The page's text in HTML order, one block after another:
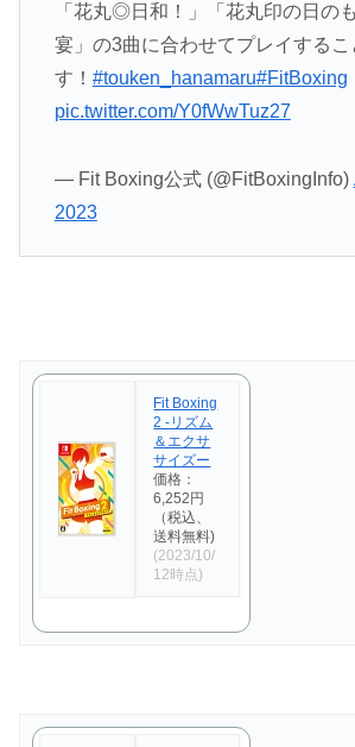
「花丸◎日和！」「花丸印の日の
宴」の3曲に合わせてプレイするこ
す！ #touken_hanamaru#FitBoxing
pic.twitter.com/Y0fWwTuz27
— Fit Boxing公式 (@FitBoxingInfo)
2023
Fit Boxing
2 -リズム
＆エクサ
サイズー
価格：
6,252円
（税込、
送料無料)
(2023/10/
12時点)